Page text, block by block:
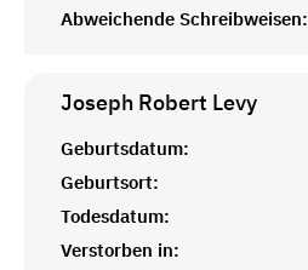
Abweichende Schreibweisen:
Joseph Robert Levy
Geburtsdatum:
Geburtsort:
Todesdatum:
Verstorben in: